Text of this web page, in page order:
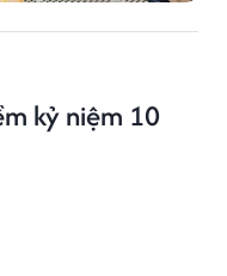
kỷ niệm 10